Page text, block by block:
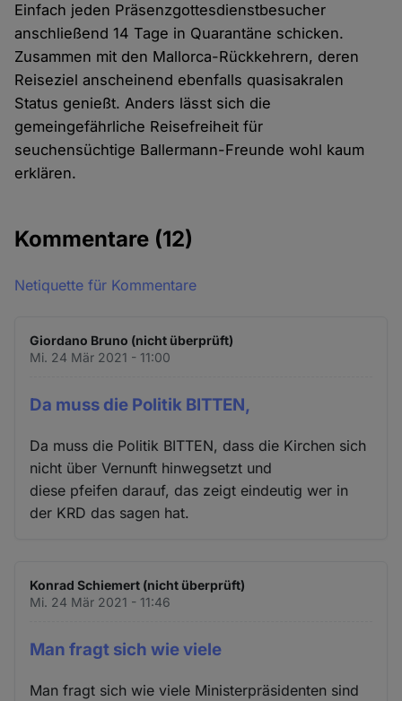
Einfach jeden Präsenzgottesdienstbesucher
anschließend 14 Tage in Quarantäne schicken.
Zusammen mit den Mallorca-Rückkehrern, deren
Reiseziel anscheinend ebenfalls quasisakralen
Status genießt. Anders lässt sich die
gemeingefährliche Reisefreiheit für
seuchensüchtige Ballermann-Freunde wohl kaum
erklären.
Kommentare (12)
Netiquette für Kommentare
Giordano Bruno (nicht überprüft)
Mi. 24 Mär 2021 - 11:00
Da muss die Politik BITTEN,
Da muss die Politik BITTEN, dass die Kirchen sich
nicht über Vernunft hinwegsetzt und
diese pfeifen darauf, das zeigt eindeutig wer in
der KRD das sagen hat.
Konrad Schiemert (nicht überprüft)
Mi. 24 Mär 2021 - 11:46
Man fragt sich wie viele
Man fragt sich wie viele Ministerpräsidenten sind